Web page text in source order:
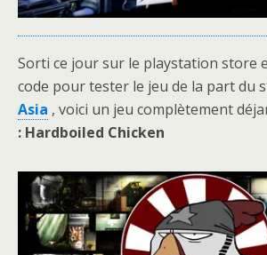
Sorti ce jour sur le playstation store
code pour tester le jeu de la part du
Asia , voici un jeu complètement
: Hardboiled Chicken